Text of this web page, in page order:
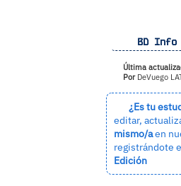
BD Info
Última
PorDeVuego
¿Es tu
editar,
mismo/aen
registrándote
Edición